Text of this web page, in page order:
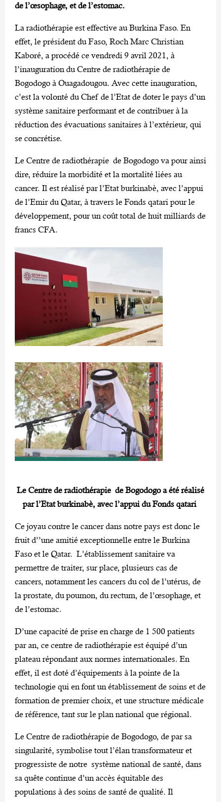
de l’œsophage, et de l’estomac.
La radiothérapie est effective au Burkina Faso. En
effet, le président du Faso, Roch Marc Christian
Kaboré, a procédé ce vendredi 9 avril 2021, à
l’inauguration du Centre de radiothérapie de
Bogodogo à Ouagadougou. Avec cette inauguration,
c’est la volonté du Chef de l’Etat de doter le pays d’un
système sanitaire performant et de contribuer à la
réduction des évacuations sanitaires à l’extérieur, qui
se concrétise.
Le Centre de radiothérapie de Bogodogo va pour ainsi
dire, réduire la morbidité et la mortalité liées au
cancer. Il est réalisé par l’Etat burkinabè, avec l’appui
de l’Emir du Qatar, à travers le Fonds qatari pour le
développement, pour un coût total de huit milliards de
francs CFA.
Le Centre de radiothérapie de Bogodogo a été réalisé
par l’Etat burkinabè, avec l’appui du Fonds qatari
Ce joyau contre le cancer dans notre pays est donc le
fruit d’’une amitié exceptionnelle entre le Burkina
Faso et le Qatar. L’établissement sanitaire va
permettre de traiter, sur place, plusieurs cas de
cancers, notamment les cancers du col de l’utérus, de
la prostate, du poumon, du rectum, de l’œsophage, et
de l’estomac.
D’une capacité de prise en charge de 1 500 patients
par an, ce centre de radiothérapie est équipé d’un
plateau répondant aux normes internationales. En
effet, il est doté d’équipements à la pointe de la
technologie qui en font un établissement de soins et de
formation de premier choix, et une structure médicale
de référence, tant sur le plan national que régional.
Le Centre de radiothérapie de Bogodogo, de par sa
singularité, symbolise tout l’élan transformateur et
progressiste de notre système national de santé, dans
sa quête continue d’un accès équitable des
populations à des soins de santé de qualité. Il